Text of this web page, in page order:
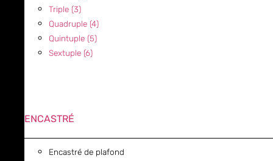
Triple (3)
Quadruple (4)
Quintuple (5)
Sextuple (6)
ENCASTRÉ
Encastré de plafond